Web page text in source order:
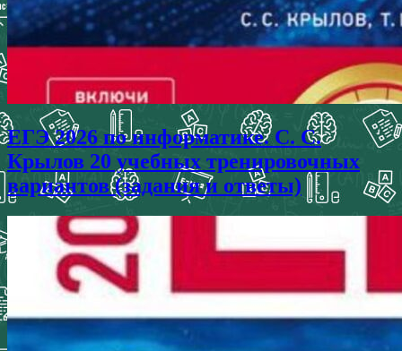
ЕГЭ 2026 по информатике. С. С.
Крылов 20 учебных тренировочных
вариантов (задания и ответы)